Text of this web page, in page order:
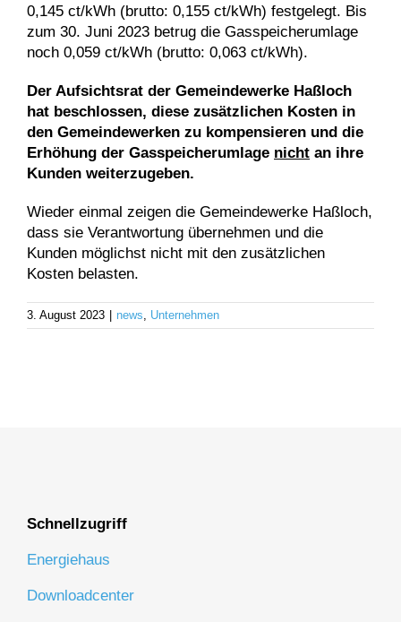
0,145 ct/kWh (brutto: 0,155 ct/kWh) festgelegt. Bis
zum 30. Juni 2023 betrug die Gasspeicherumlage
noch 0,059 ct/kWh (brutto: 0,063 ct/kWh).
Der Aufsichtsrat der Gemeindewerke Haßloch
hat beschlossen, diese zusätzlichen Kosten in
den Gemeindewerken zu kompensieren und die
Erhöhung der Gasspeicherumlage nicht an ihre
Kunden weiterzugeben.
Wieder einmal zeigen die Gemeindewerke Haßloch,
dass sie Verantwortung übernehmen und die
Kunden möglichst nicht mit den zusätzlichen
Kosten belasten.
3. August 2023 news, Unternehmen
Schnellzugriff
Energiehaus
Downloadcenter